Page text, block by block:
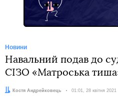
Новини
Навальний подав до
СІЗО «Матроська
Автор:Костя Андрейковець Дата:
01:01, 28 квітня 2021